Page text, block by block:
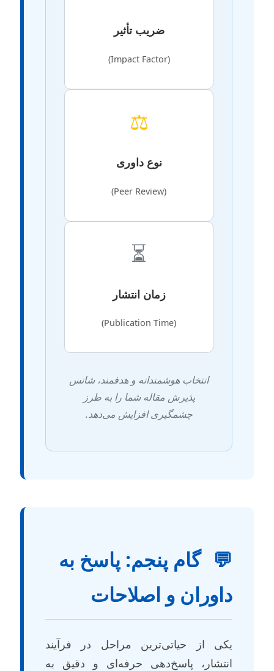
ضریب تأثیر
نوع داوری
زمان انتشار
انتخاب هوشمندانه و هدفمند، شانس
پذیرش مقاله شما را به طرز
چشمگیری افزایش می‌دهد.
گام پنجم: پاسخ به
و اصلاحات
از حیاتی‌ترین مراحل در فرآیند
پاسخ‌دهی حرفه‌ای و دقیق به